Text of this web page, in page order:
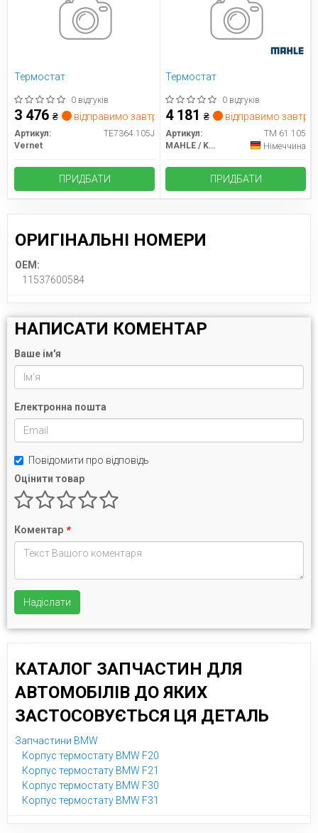
Термостат
0 відгуків
3 476 ₴ відправимо завтра
Артикул:
TE7364.105J
Vernet
ПРИДБАТИ
Термостат
0 відгуків
4 181 ₴ відправимо завтра
Артикул:
TM 61 105
MAHLE / KNECHT
Німеччина
ПРИДБАТИ
ОРИГІНАЛЬНІ НОМЕРИ
OEM:
11537600584
НАПИСАТИ КОМЕНТАР
Ваше ім'я
Електронна пошта
Повідомити про відповідь
Оцінити товар
Коментар *
Надіслати
КАТАЛОГ ЗАПЧАСТИН ДЛЯ
АВТОМОБІЛІВ ДО ЯКИХ
ЗАСТОСОВУЄТЬСЯ ЦЯ ДЕТАЛЬ
Запчастини BMW
Корпус термостату BMW F20
Корпус термостату BMW F21
Корпус термостату BMW F30
Корпус термостату BMW F31